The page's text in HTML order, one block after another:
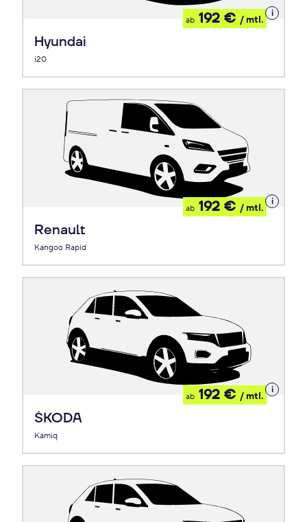
Hyundai
i20
ab 192 € / mtl.
Details
zum
Renault
Kangoo Rapid
ab 192 € / mtl.
Details
zum
ŠKODA
Kamiq
ab 192 € / mtl.
Details
zum